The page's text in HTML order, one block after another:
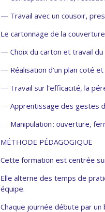
— Travail avec un cousoir,
Le cartonnage de la couverture
— Choix du carton et travail
— Réalisation d’un plan coté
— Travail sur l’efficacité, la
— Apprentissage des gestes
— Manipulation : ouverture,
MÉTHODE PÉDAGOGIQUE
Cette formation est centrée
Elle alterne des temps de
équipe.
Chaque journée débute par